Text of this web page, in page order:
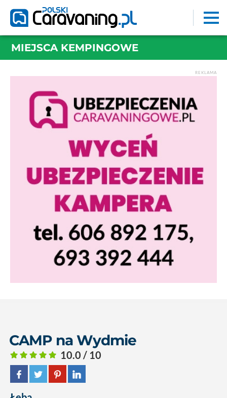
MIEJSCA KEMPINGOWE
REKLAMA
CAMP na Wydmie
10.0 / 10